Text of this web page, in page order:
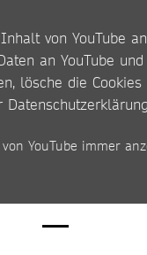
von YouTube
an YouTube
lösche die
YouTube immer